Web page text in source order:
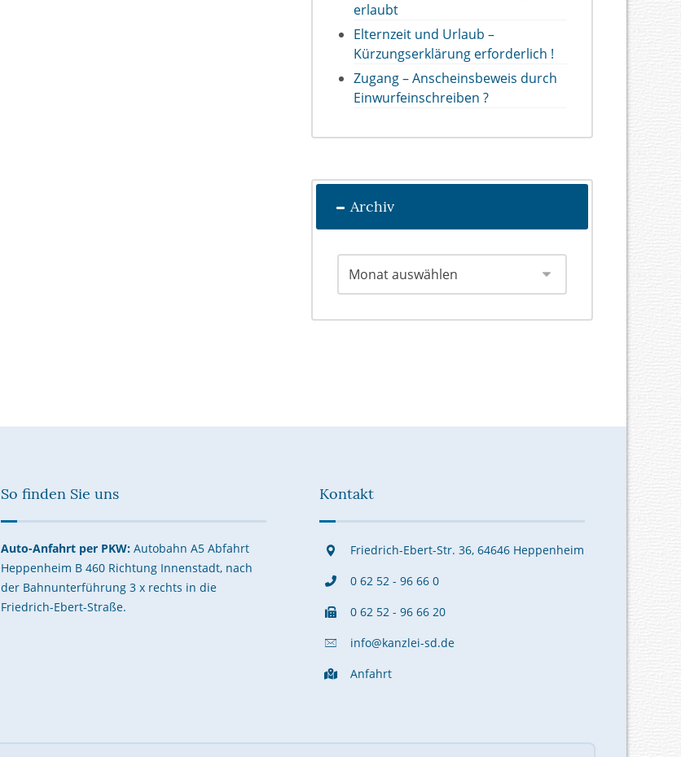
erlaubt
Elternzeit und Urlaub –
Kürzungserklärung erforderlich !
Zugang – Anscheinsbeweis durch
Einwurfeinschreiben ?
Archiv
So finden Sie uns
Auto-Anfahrt per PKW:Autobahn A5 Abfahrt
Heppenheim B 460 Richtung Innenstadt, nach
der Bahnunterführung 3 x rechts in die
Friedrich-Ebert-Straße.
Kontakt
Friedrich-Ebert-Str. 36, 64646 Heppenheim
0 62 52 - 96 66 0
0 62 52 - 96 66 20
info@kanzlei-sd.de
Anfahrt